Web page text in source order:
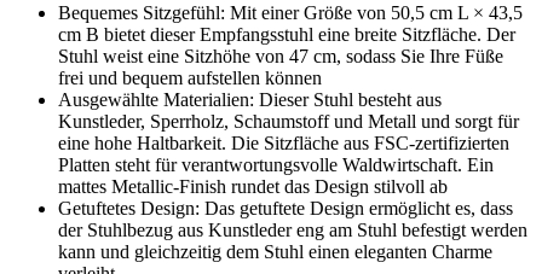
Bequemes Sitzgefühl: Mit einer Größe von 50,5 cm L × 43,5
cm B bietet dieser Empfangsstuhl eine breite Sitzfläche. Der
Stuhl weist eine Sitzhöhe von 47 cm, sodass Sie Ihre Füße
frei und bequem aufstellen können
Ausgewählte Materialien: Dieser Stuhl besteht aus
Kunstleder, Sperrholz, Schaumstoff und Metall und sorgt für
eine hohe Haltbarkeit. Die Sitzfläche aus FSC-zertifizierten
Platten steht für verantwortungsvolle Waldwirtschaft. Ein
mattes Metallic-Finish rundet das Design stilvoll ab
Getuftetes Design: Das getuftete Design ermöglicht es, dass
der Stuhlbezug aus Kunstleder eng am Stuhl befestigt werden
kann und gleichzeitig dem Stuhl einen eleganten Charme